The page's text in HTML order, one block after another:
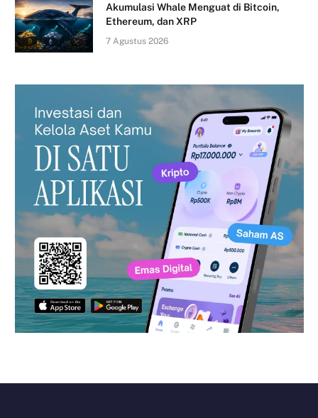
Akumulasi Whale Menguat di Bitcoin,
Ethereum, dan XRP
7 Agustus 2026